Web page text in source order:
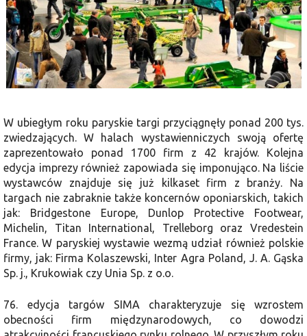
W ubiegłym roku paryskie targi przyciągnęły ponad 200 tys.
zwiedzających. W halach wystawienniczych swoją ofertę
zaprezentowało ponad 1700 firm z 42 krajów. Kolejna
edycja imprezy również zapowiada się imponująco. Na liście
wystawców znajduje się już kilkaset firm z branży. Na
targach nie zabraknie także koncernów oponiarskich, takich
jak: Bridgestone Europe, Dunlop Protective Footwear,
Michelin, Titan International, Trelleborg oraz Vredestein
France. W paryskiej wystawie wezmą udział również polskie
firmy, jak: Firma Kolaszewski, Inter Agra Poland, J. A. Gąska
Sp. j., Krukowiak czy Unia Sp. z o.o.
76. edycja targów SIMA charakteryzuje się wzrostem
obecności firm międzynarodowych, co dowodzi